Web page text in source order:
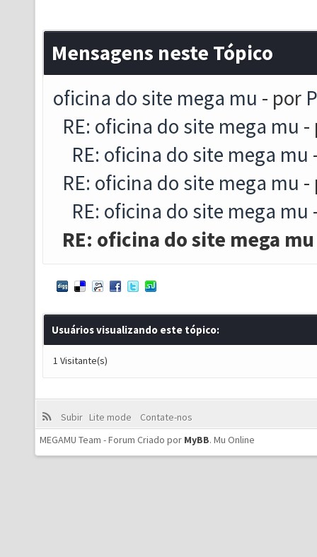
Mensagens neste Tópico
oficina do site mega mu - por
RE: oficina do site mega mu -
RE: oficina do site mega mu
RE: oficina do site mega mu -
RE: oficina do site mega mu
RE: oficina do site mega mu
Usuários visualizando este tópico:
1 Visitante(s)
Subir Lite mode
Contate-nos
MEGAMU Team - Forum Criado por MyBB. Mu Online